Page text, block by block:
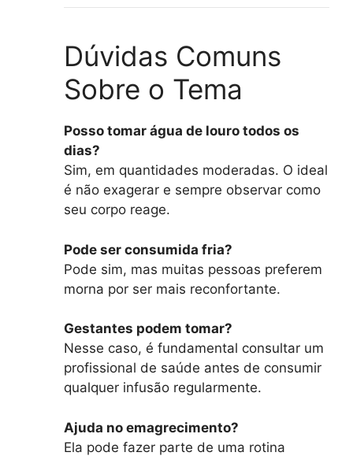
Dúvidas Comuns
Sobre o Tema
Posso tomar água de louro todos os
dias?
Sim, em quantidades moderadas. O ideal
é não exagerar e sempre observar como
seu corpo reage.
Pode ser consumida fria?
Pode sim, mas muitas pessoas preferem
morna por ser mais reconfortante.
Gestantes podem tomar?
Nesse caso, é fundamental consultar um
profissional de saúde antes de consumir
qualquer infusão regularmente.
Ajuda no emagrecimento?
Ela pode fazer parte de uma rotina